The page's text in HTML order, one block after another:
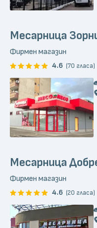
Месарница
Фирмен магазин
4.6 (70 гласа)
Месарница
Фирмен магазин
4.6 (20 гласа)